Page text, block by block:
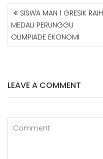
N
A
V
S
I
O
SISWA MAN 1 GRESIK RAIH
MEDALI PERUNGGU
OLIMPIADE EKONOMI
LEAVE A COMMENT